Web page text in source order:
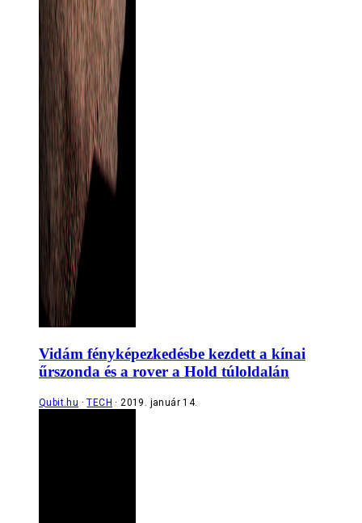
Vidám fényképezkedésbe kezdett a kínai
űrszonda és a rover a Hold túloldalán
Qubit.hu TECH 2019. január 14.